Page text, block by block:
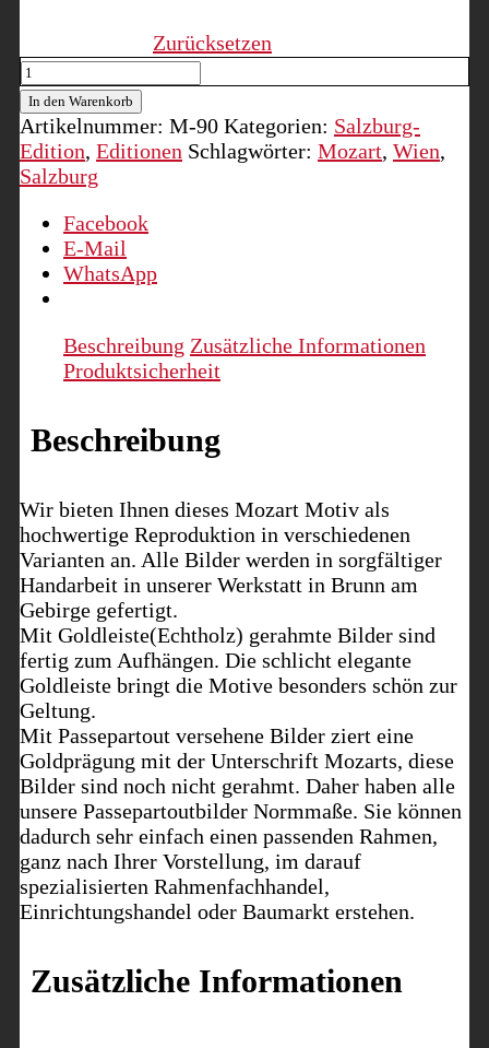
Zurücksetzen
Mozart
´s
Zimmer
Menge
In den Warenkorb
Artikelnummer: M-90 Kategorien: Salzburg-
Edition, Editionen Schlagwörter: Mozart, Wien,
Salzburg
Facebook
E-Mail
WhatsApp
Beschreibung Zusätzliche Informationen
Produktsicherheit
Beschreibung
Wir bieten Ihnen dieses Mozart Motiv als
hochwertige Reproduktion in verschiedenen
Varianten an. Alle Bilder werden in sorgfältiger
Handarbeit in unserer Werkstatt in Brunn am
Gebirge gefertigt.
Mit Goldleiste(Echtholz) gerahmte Bilder sind
fertig zum Aufhängen. Die schlicht elegante
Goldleiste bringt die Motive besonders schön zur
Geltung.
Mit Passepartout versehene Bilder ziert eine
Goldprägung mit der Unterschrift Mozarts, diese
Bilder sind noch nicht gerahmt. Daher haben alle
unsere Passepartoutbilder Normmaße. Sie können
dadurch sehr einfach einen passenden Rahmen,
ganz nach Ihrer Vorstellung, im darauf
spezialisierten Rahmenfachhandel,
Einrichtungshandel oder Baumarkt erstehen.
Zusätzliche Informationen